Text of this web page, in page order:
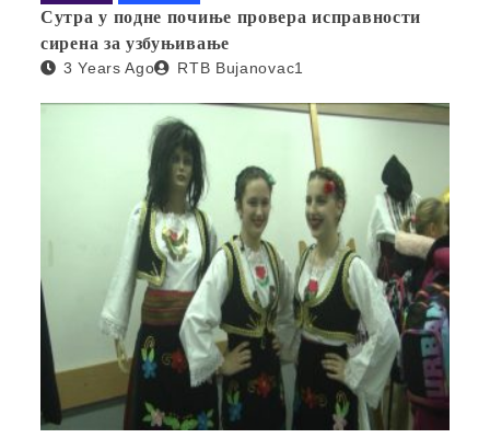
Сутра у подне почиње провера исправности
сирена за узбуњивање
3 Years Ago RTB Bujanovac1